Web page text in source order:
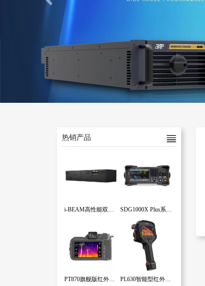
Previous
热销产品
i-BEAM高性能双向回馈式程控直流电源系统 SDG1000X Plus系列函数/任意波形发生器
PT870旗舰版红外热像仪 PL630智能型红外热像仪